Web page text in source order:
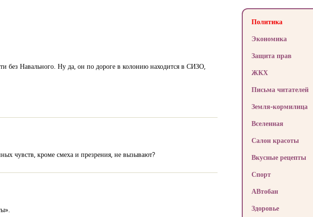
без Навального. Ну да, он по дороге в колонию находится в СИЗО,
чувств, кроме смеха и презрения, не вызывают?
Политика
Экономика
Защита прав
ЖКХ
Письма читателей
Земля-кормилица
Вселенная
Салон красоты
Вкусные рецепты
Спорт
АВтобан
Здоровье